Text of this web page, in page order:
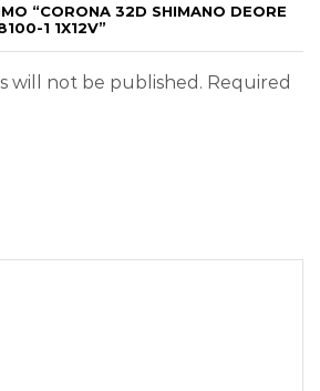
“CORONA 32D SHIMANO DEORE
1 1X12V”
will not be published. Required